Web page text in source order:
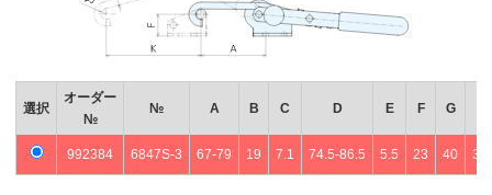
選択
オーダー
№
№ A B C D E F G
992384 6847S-3 67-79 19 7.1 74.5-86.5 5.5 23 40